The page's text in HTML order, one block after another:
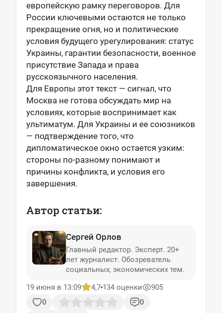
европейскую рамку переговоров. Для
России ключевыми остаются не только
прекращение огня, но и политические
условия будущего урегулирования: статус
Украины, гарантии безопасности, военное
присутствие Запада и права
русскоязычного населения.
Для Европы этот текст — сигнал, что
Москва не готова обсуждать мир на
условиях, которые воспринимает как
ультиматум. Для Украины и ее союзников
— подтверждение того, что
дипломатическое окно остается узким:
стороны по-разному понимают и
причины конфликта, и условия его
завершения.
Автор статьи:
Сергей Орлов
Главный редактор. Эксперт. 20+
лет журналист. Обозреватель
социальных, экономических тем.
19 июня в 13:09
4,7 134 оценки
905
0
0